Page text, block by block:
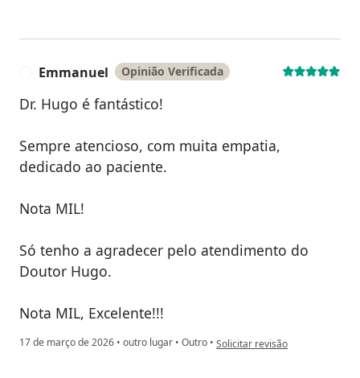
Emmanuel Opinião Verificada
Dr. Hugo é fantástico!
Sempre atencioso, com muita empatia,
dedicado ao paciente.
Nota MIL!
Só tenho a agradecer pelo atendimento do
Doutor Hugo.
Nota MIL, Excelente!!!
17 de março de 2026 • outro lugar • Outro • na opinião do utilizador
Solicitar revisão